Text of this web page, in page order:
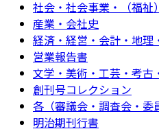
社会・社会事業・（福祉
産業・会社史
経済・経営・会計・地理
営業報告書
文学・美術・工芸・考古
創刊号コレクション
各（審議会・調査会・委
明治期刊行書